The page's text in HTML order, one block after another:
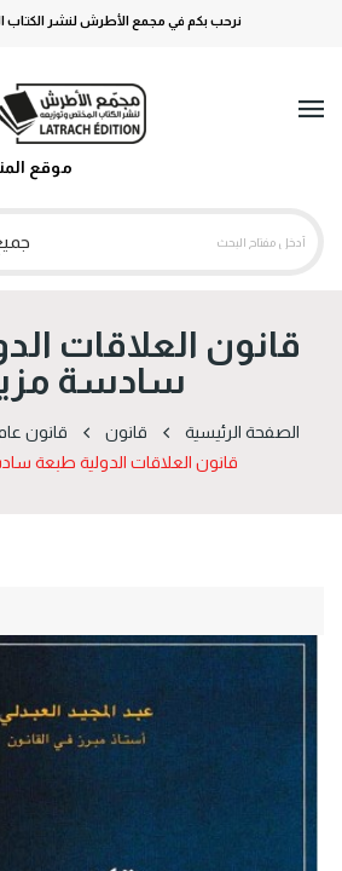
نرحب بكم في مجمع الأطرش لنشر الكتاب
موقع
قانون العلاقات
سادسة
الصفحة الرئيسية قانون قانون
قانون العلاقات الدولية طبعة